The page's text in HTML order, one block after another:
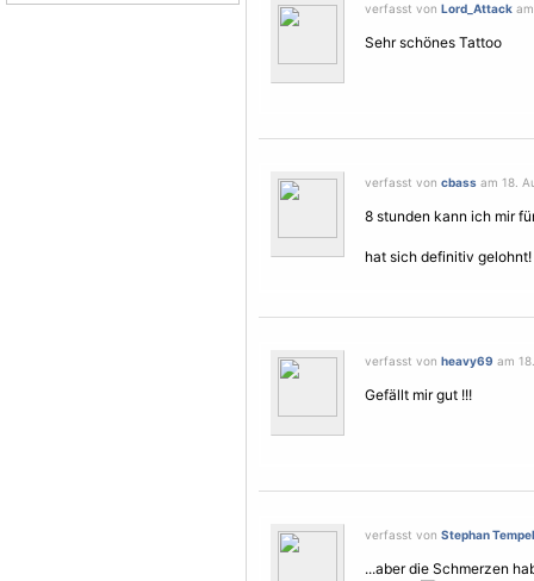
verfasst von Lord_Attack
Sehr schönes Tattoo
verfasst von cbass am 18.
8 stunden kann ich mir
hat sich definitiv gelohnt!
verfasst von heavy69 am
Gefällt mir gut !!!
verfasst von Stephan Tempel
...aber die Schmerzen